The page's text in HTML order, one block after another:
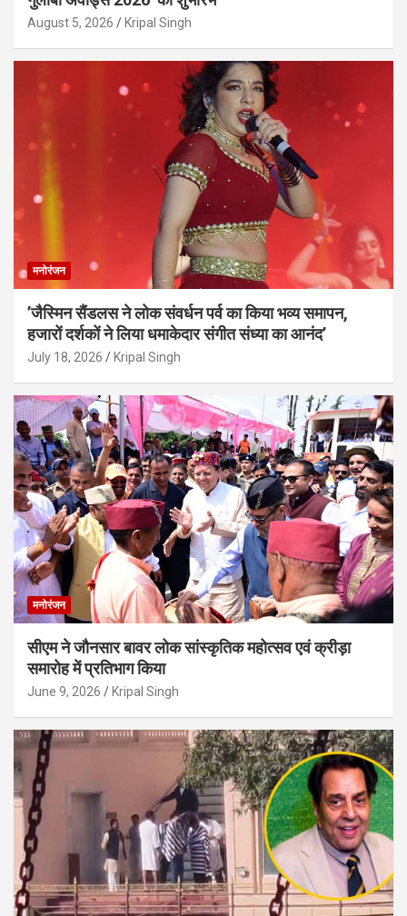
August 5, 2026 Kripal Singh
मनोरंजन
’जैस्मिन सैंडलस ने लोक संवर्धन पर्व का किया भव्य समापन,
हजारों दर्शकों ने लिया धमाकेदार संगीत संध्या का आनंद’
July 18, 2026 Kripal Singh
मनोरंजन
सीएम ने जौनसार बावर लोक सांस्कृतिक महोत्सव एवं क्रीड़ा
समारोह में प्रतिभाग किया
June 9, 2026 Kripal Singh